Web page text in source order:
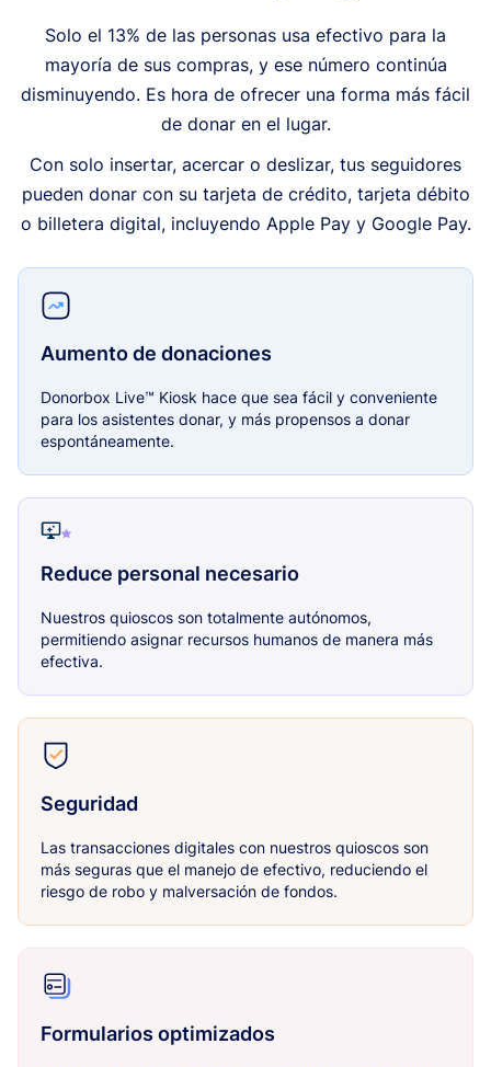
Solo el 13% de las personas usa efectivo para la
mayoría de sus compras, y ese número continúa
disminuyendo. Es hora de ofrecer una forma más fácil
de donar en el lugar.
Con solo insertar, acercar o deslizar, tus seguidores
pueden donar con su tarjeta de crédito, tarjeta débito
o billetera digital, incluyendo Apple Pay y Google Pay.
Aumento de donaciones
Donorbox Live™ Kiosk hace que sea fácil y conveniente
para los asistentes donar, y más propensos a donar
espontáneamente.
Reduce personal necesario
Nuestros quioscos son totalmente autónomos,
permitiendo asignar recursos humanos de manera más
efectiva.
Seguridad
Las transacciones digitales con nuestros quioscos son
más seguras que el manejo de efectivo, reduciendo el
riesgo de robo y malversación de fondos.
Formularios optimizados